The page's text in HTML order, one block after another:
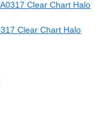
Clear Chart Halo